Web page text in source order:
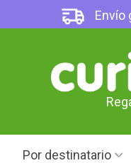
Envío
Por destinatario